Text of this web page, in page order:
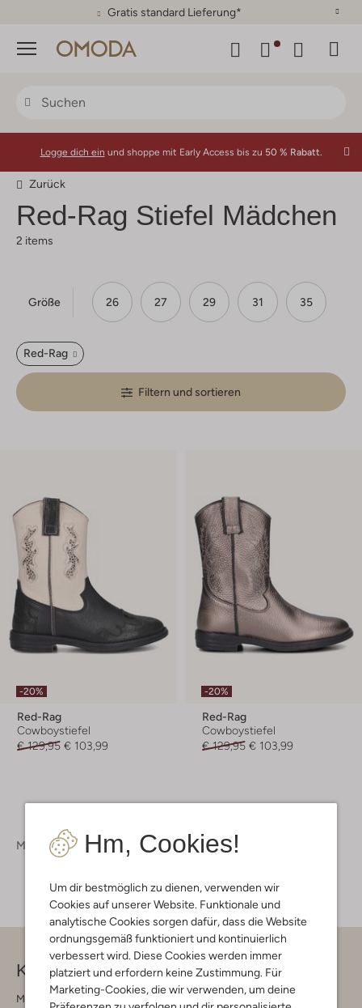
Gratis standard Lieferung*
Menü
Hm, Cookies!
Um dir bestmöglich zu dienen, verwenden wir
Cookies auf unserer Website. Funktionale und
analytische Cookies sorgen dafür, dass die Website
ordnungsgemäß funktioniert und kontinuierlich
verbessert wird. Diese Cookies werden immer
platziert und erfordern keine Zustimmung. Für
Marketing-Cookies, die wir verwenden, um deine
Logge dich ein und shoppe mit Early Access bis zu 50 % Rabatt.
Zurück
Red-Rag Stiefel Mädchen
2 items
Größe 26 27 29 31 35
Red-Rag
Filtern und sortieren
-20%
Red-Rag
Cowboystiefel
€ 129,95 € 103,99
-20%
Red-Rag
Cowboystiefel
€ 129,95 € 103,99
Mädchen Schuhe Stiefel
Kontakt
Montag - Freitag 09:00 - 17:00 uur